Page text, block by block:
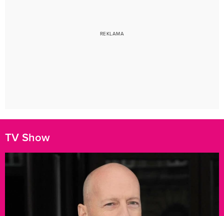
TV Show